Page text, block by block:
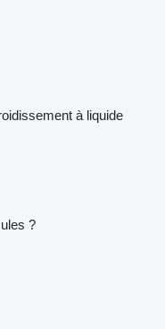
à liquide
?